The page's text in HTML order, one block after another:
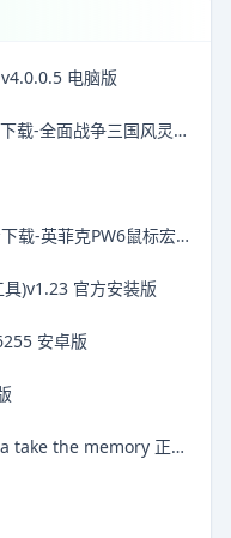
电脑版
全面战争三国修改器风灵月影版下载-全面战争三国风灵月影二十五项修改器下载 v1.5.1绿色版
英菲克PW6鼠标和平精英压枪宏下载-英菲克PW6鼠标宏v1.0 官方破解版
)v1.23 官方安装版
安卓版
优化后的标题可以是： "I wanna take the memory 正式版 下载 - 免费下载" 这样更符合搜索引擎的抓取习惯，关键词更加清晰。